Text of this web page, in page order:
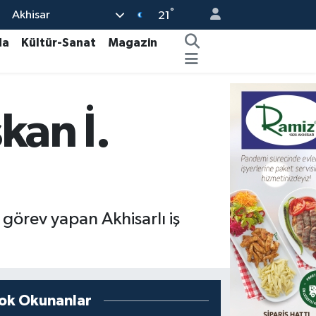
Akhisar 21 °
Kültür-Sanat
Magazin
İ.
yapan Akhisarlı iş
Okunanlar